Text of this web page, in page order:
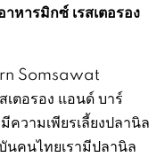
าหารมิกซ์ เรสเตอรอง
Somsawat
ตอรอง แอนด์ บาร์
ความเพียรเลี้ยงปลานิล
คนไทยเรามีปลานิล